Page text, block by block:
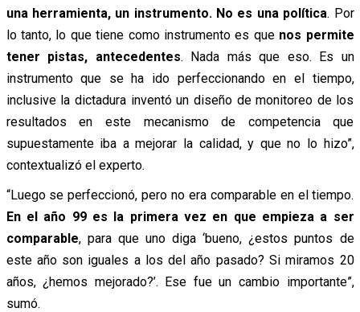
una herramienta, un instrumento. No es una política. Por
lo tanto, lo que tiene como instrumento es que nos permite
tener pistas, antecedentes. Nada más que eso. Es un
instrumento que se ha ido perfeccionando en el tiempo,
inclusive la dictadura inventó un diseño de monitoreo de los
resultados en este mecanismo de competencia que
supuestamente iba a mejorar la calidad, y que no lo hizo”,
contextualizó el experto.
“Luego se perfeccionó, pero no era comparable en el tiempo.
En el año 99 es la primera vez en que empieza a ser
comparable, para que uno diga ‘bueno, ¿estos puntos de
este año son iguales a los del año pasado? Si miramos 20
años, ¿hemos mejorado?’. Ese fue un cambio importante”,
sumó.